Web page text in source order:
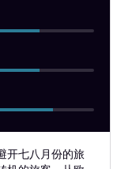
开七八月份的旅